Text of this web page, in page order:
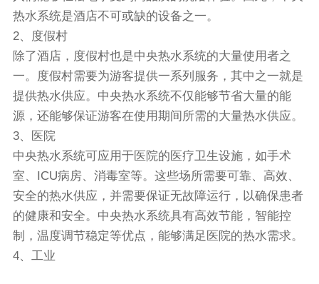
热水系统是酒店不可或缺的设备之一。
2、度假村
除了酒店，度假村也是中央热水系统的大量使用者之
一。度假村需要为游客提供一系列服务，其中之一就是
提供热水供应。中央热水系统不仅能够节省大量的能
源，还能够保证游客在使用期间所需的大量热水供应。
3、医院
中央热水系统可应用于医院的医疗卫生设施，如手术
室、ICU病房、消毒室等。这些场所需要可靠、高效、
安全的热水供应，并需要保证无故障运行，以确保患者
的健康和安全。中央热水系统具有高效节能，智能控
制，温度调节稳定等优点，能够满足医院的热水需求。
4、工业